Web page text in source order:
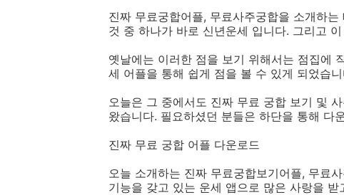
진짜 무료궁합어플, 무료사주궁합을 소개하
것 중 하나가 바로 신년운세 입니다. 그리고
옛날에는 이러한 점을 보기 위해서는 점집에
세 어플을 통해 쉽게 점을 볼 수 있게 되었습니
오늘은 그 중에서도 진짜 무료 궁합 보기 및
왔습니다. 필요하셨던 분들은 하단을 통해 다
진짜 무료 궁합 어플 다운로드
오늘 소개하는 진짜 무료궁합보기어플, 무료
기능을 갖고 있는 운세 앱으로 많은 사랑을 받